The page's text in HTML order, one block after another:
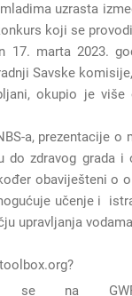
uzrasta
koji se
17. marta 2023.
Savske
okupio je
a, prezentacije
do zdravog grada
obaviješteni o
učenje i
upravljanja
se na